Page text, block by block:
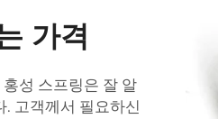
가격
성 스프링은 잘 알
고객께서 필요하신